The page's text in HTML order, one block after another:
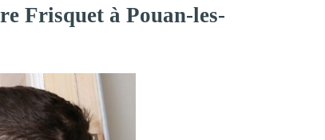
Frisquet à Pouan-les-